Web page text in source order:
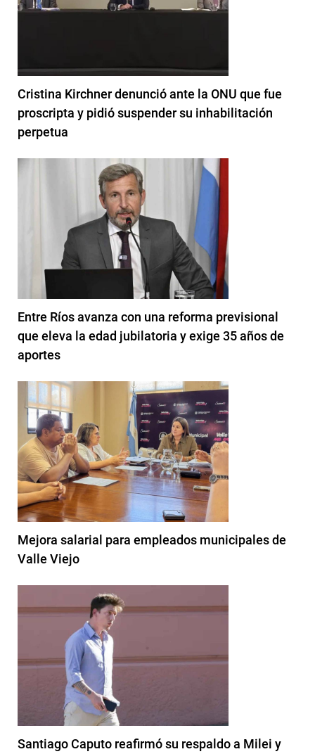
Cristina Kirchner denunció ante la ONU que fue
proscripta y pidió suspender su inhabilitación
perpetua
Entre Ríos avanza con una reforma previsional
que eleva la edad jubilatoria y exige 35 años de
aportes
Mejora salarial para empleados municipales de
Valle Viejo
Santiago Caputo reafirmó su respaldo a Milei y